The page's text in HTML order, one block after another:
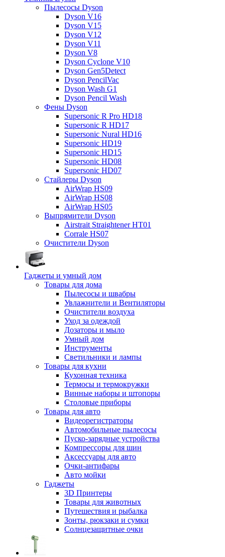
Пылесосы Dyson
Dyson V16
Dyson V15
Dyson V12
Dyson V11
Dyson V8
Dyson Cyclone V10
Dyson Gen5Detect
Dyson PencilVac
Dyson Wash G1
Dyson Pencil Wash
Фены Dyson
Supersonic R Pro HD18
Supersonic R HD17
Supersonic Nural HD16
Supersonic HD19
Supersonic HD15
Supersonic HD08
Supersonic HD07
Стайлеры Dyson
AirWrap HS09
AirWrap HS08
AirWrap HS05
Выпрямители Dyson
Airstrait Straightener HT01
Corrale HS07
Очистители Dyson
Гаджеты и умный дом
Товары для дома
Пылесосы и швабры
Увлажнители и Вентиляторы
Очистители воздуха
Уход за одеждой
Дозаторы и мыло
Умный дом
Инструменты
Светильники и лампы
Товары для кухни
Кухонная техника
Термосы и термокружки
Винные наборы и штопоры
Столовые приборы
Товары для авто
Видеорегистраторы
Автомобильные пылесосы
Пуско-зарядные устройства
Компрессоры для шин
Аксессуары для авто
Очки-антифары
Авто мойки
Гаджеты
3D Принтеры
Товары для животных
Путешествия и рыбалка
Зонты, рюкзаки и сумки
Солнцезащитные очки